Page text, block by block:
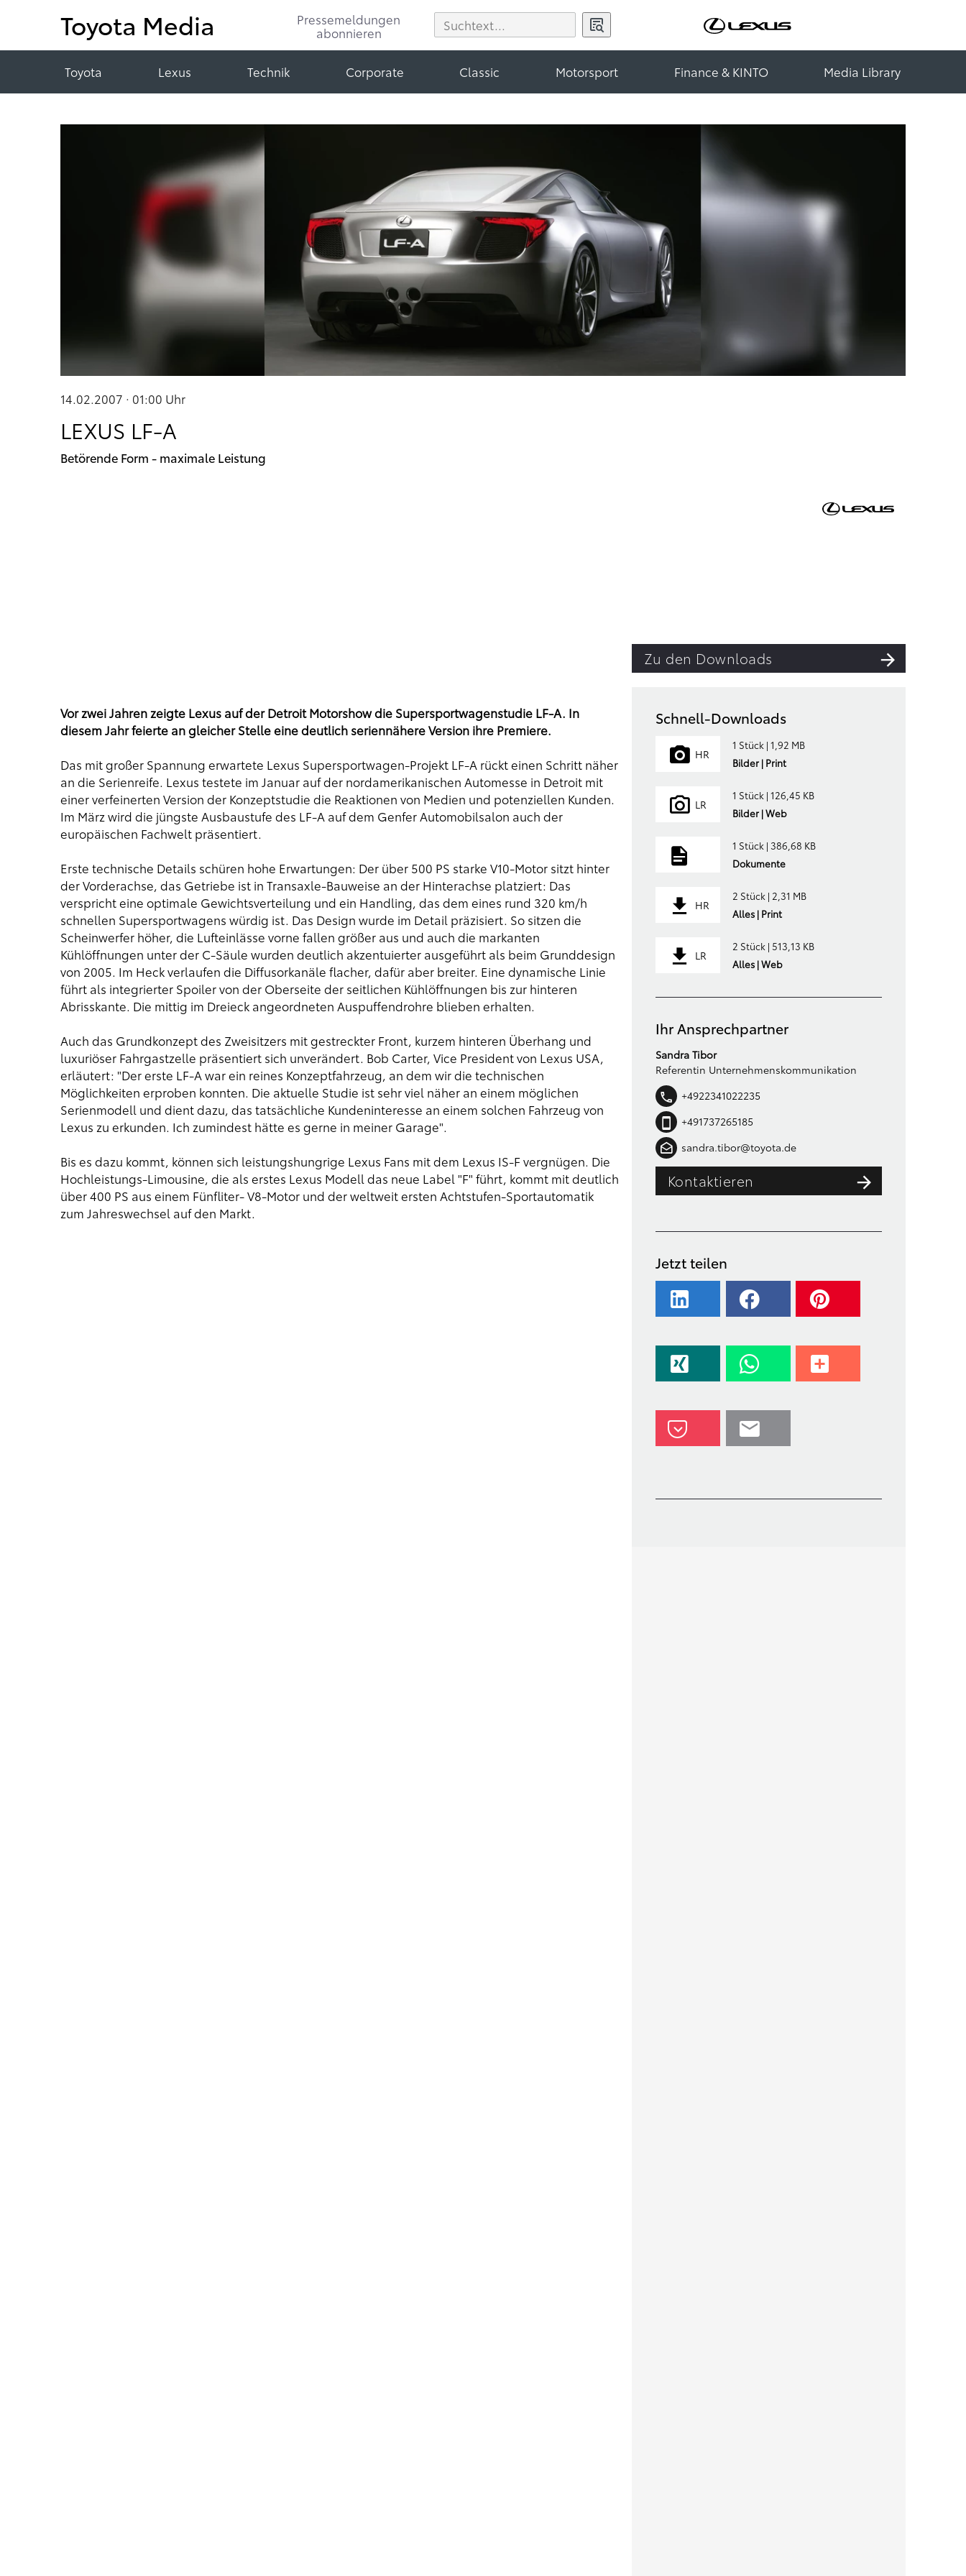
Toyota Media
Pressemeldungen
abonnieren
Toyota Lexus Technik Corporate Classic Motorsport Finance & KINTO Media Library
14.02.2007 · 01:00 Uhr
LEXUS LF-A
Betörende Form - maximale Leistung
Zu den Downloads
Vor zwei Jahren zeigte Lexus auf der Detroit Motorshow die Supersportwagenstudie LF-A. In
diesem Jahr feierte an gleicher Stelle eine deutlich seriennähere Version ihre Premiere.
Das mit großer Spannung erwartete Lexus Supersportwagen-Projekt LF-A rückt einen Schritt näher
an die Serienreife. Lexus testete im Januar auf der nordamerikanischen Automesse in Detroit mit
einer verfeinerten Version der Konzeptstudie die Reaktionen von Medien und potenziellen Kunden.
Im März wird die jüngste Ausbaustufe des LF-A auf dem Genfer Automobilsalon auch der
europäischen Fachwelt präsentiert.
Erste technische Details schüren hohe Erwartungen: Der über 500 PS starke V10-Motor sitzt hinter
der Vorderachse, das Getriebe ist in Transaxle-Bauweise an der Hinterachse platziert: Das
verspricht eine optimale Gewichtsverteilung und ein Handling, das dem eines rund 320 km/h
schnellen Supersportwagens würdig ist. Das Design wurde im Detail präzisiert. So sitzen die
Scheinwerfer höher, die Lufteinlässe vorne fallen größer aus und auch die markanten
Kühlöffnungen unter der C-Säule wurden deutlich akzentuierter ausgeführt als beim Grunddesign
von 2005. Im Heck verlaufen die Diffusorkanäle flacher, dafür aber breiter. Eine dynamische Linie
führt als integrierter Spoiler von der Oberseite der seitlichen Kühlöffnungen bis zur hinteren
Abrisskante. Die mittig im Dreieck angeordneten Auspuffendrohre blieben erhalten.
Auch das Grundkonzept des Zweisitzers mit gestreckter Front, kurzem hinteren Überhang und
luxuriöser Fahrgastzelle präsentiert sich unverändert. Bob Carter, Vice President von Lexus USA,
erläutert: "Der erste LF-A war ein reines Konzeptfahrzeug, an dem wir die technischen
Möglichkeiten erproben konnten. Die aktuelle Studie ist sehr viel näher an einem möglichen
Serienmodell und dient dazu, das tatsächliche Kundeninteresse an einem solchen Fahrzeug von
Lexus zu erkunden. Ich zumindest hätte es gerne in meiner Garage".
Bis es dazu kommt, können sich leistungshungrige Lexus Fans mit dem Lexus IS-F vergnügen. Die
Hochleistungs-Limousine, die als erstes Lexus Modell das neue Label "F" führt, kommt mit deutlich
über 400 PS aus einem Fünfliter- V8-Motor und der weltweit ersten Achtstufen-Sportautomatik
zum Jahreswechsel auf den Markt.
Schnell-Downloads
HR
1 Stück | 1,92 MB
Bilder | Print
LR
1 Stück | 126,45 KB
Bilder | Web
1 Stück | 386,68 KB
Dokumente
HR
2 Stück | 2,31 MB
Alles | Print
LR
2 Stück | 513,13 KB
Alles | Web
Ihr Ansprechpartner
Sandra Tibor
Referentin Unternehmenskommunikation
+4922341022235
+491737265185
sandra.tibor@toyota.de
Kontaktieren
Jetzt teilen